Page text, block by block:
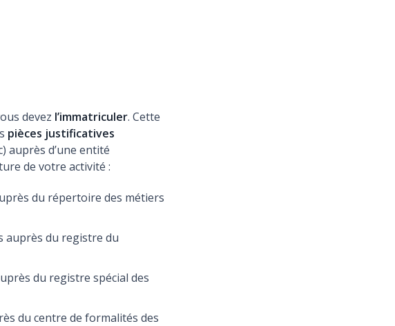
devez l’immatriculer. Cette
pièces justificatives
auprès d’une entité
de votre activité :
du répertoire des métiers
auprès du registre du
du registre spécial des
du centre de formalités des